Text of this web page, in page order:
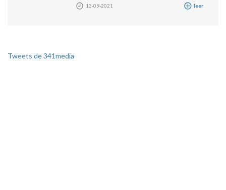
13-09-2021 leer
Tweets de 341media